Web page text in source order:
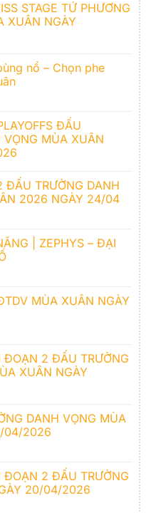
STAGE TỨ PHƯƠNG
XUÂN NGÀY
nổ – Chọn phe
ĐẤU
VỌNG MÙA XUÂN
ĐẤU TRƯỜNG DANH
2026 NGÀY 24/04
| ZEPHYS – ĐẠI
MÙA XUÂN NGÀY
ĐOẠN 2 ĐẤU TRƯỜNG
XUÂN NGÀY
DANH VỌNG MÙA
04/2026
ĐOẠN 2 ĐẤU TRƯỜNG
20/04/2026